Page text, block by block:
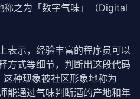
称之为「数字气味」（Digital
表示，经验丰富的程序员可以
方式等细节，判断出这段代码
种现象被社区形象地称为
能通过气味判断酒的产地和年